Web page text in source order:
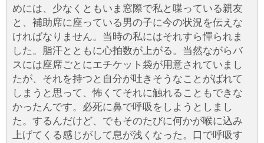
めには、少なくともいま窓際で私と喋っている親友
と、補助席に座っている男の子に今の状況を伝えな
ければなりません。当時の私にはそれすら憚られま
した。脂汗とともに心拍数が上がる。当然ながらバ
スには座席ごとにエチケット袋が用意されていまし
たが、それを持つと自分が吐きそうなことがばれて
しまうと思って、怖くてそれに触れることもできな
かったんです。必死に鼻で呼吸をしようとしまし
た。するんだけど、でもそのたびに何かが喉に込み
上げてくる感じがして息が浅くなった。口で呼吸す